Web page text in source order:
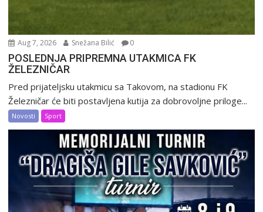
Aug 7, 2026 Snežana Bilić 0
POSLEDNJA PRIPREMNA UTAKMICA FK
ŽELEZNIČAR
Pred prijateljsku utakmicu sa Takovom, na stadionu FK
Železničar će biti postavljena kutija za dobrovoljne priloge...
Novosti Sport